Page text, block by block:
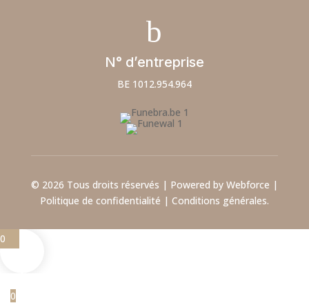
b
N° d’entreprise
BE 1012.954.964
© 2026 Tous droits réservés | Powered by Webforce |
Politique de confidentialité | Conditions générales.
0
0